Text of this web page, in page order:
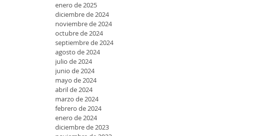
enero de 2025
diciembre de 2024
noviembre de 2024
octubre de 2024
septiembre de 2024
agosto de 2024
julio de 2024
junio de 2024
mayo de 2024
abril de 2024
marzo de 2024
febrero de 2024
enero de 2024
diciembre de 2023